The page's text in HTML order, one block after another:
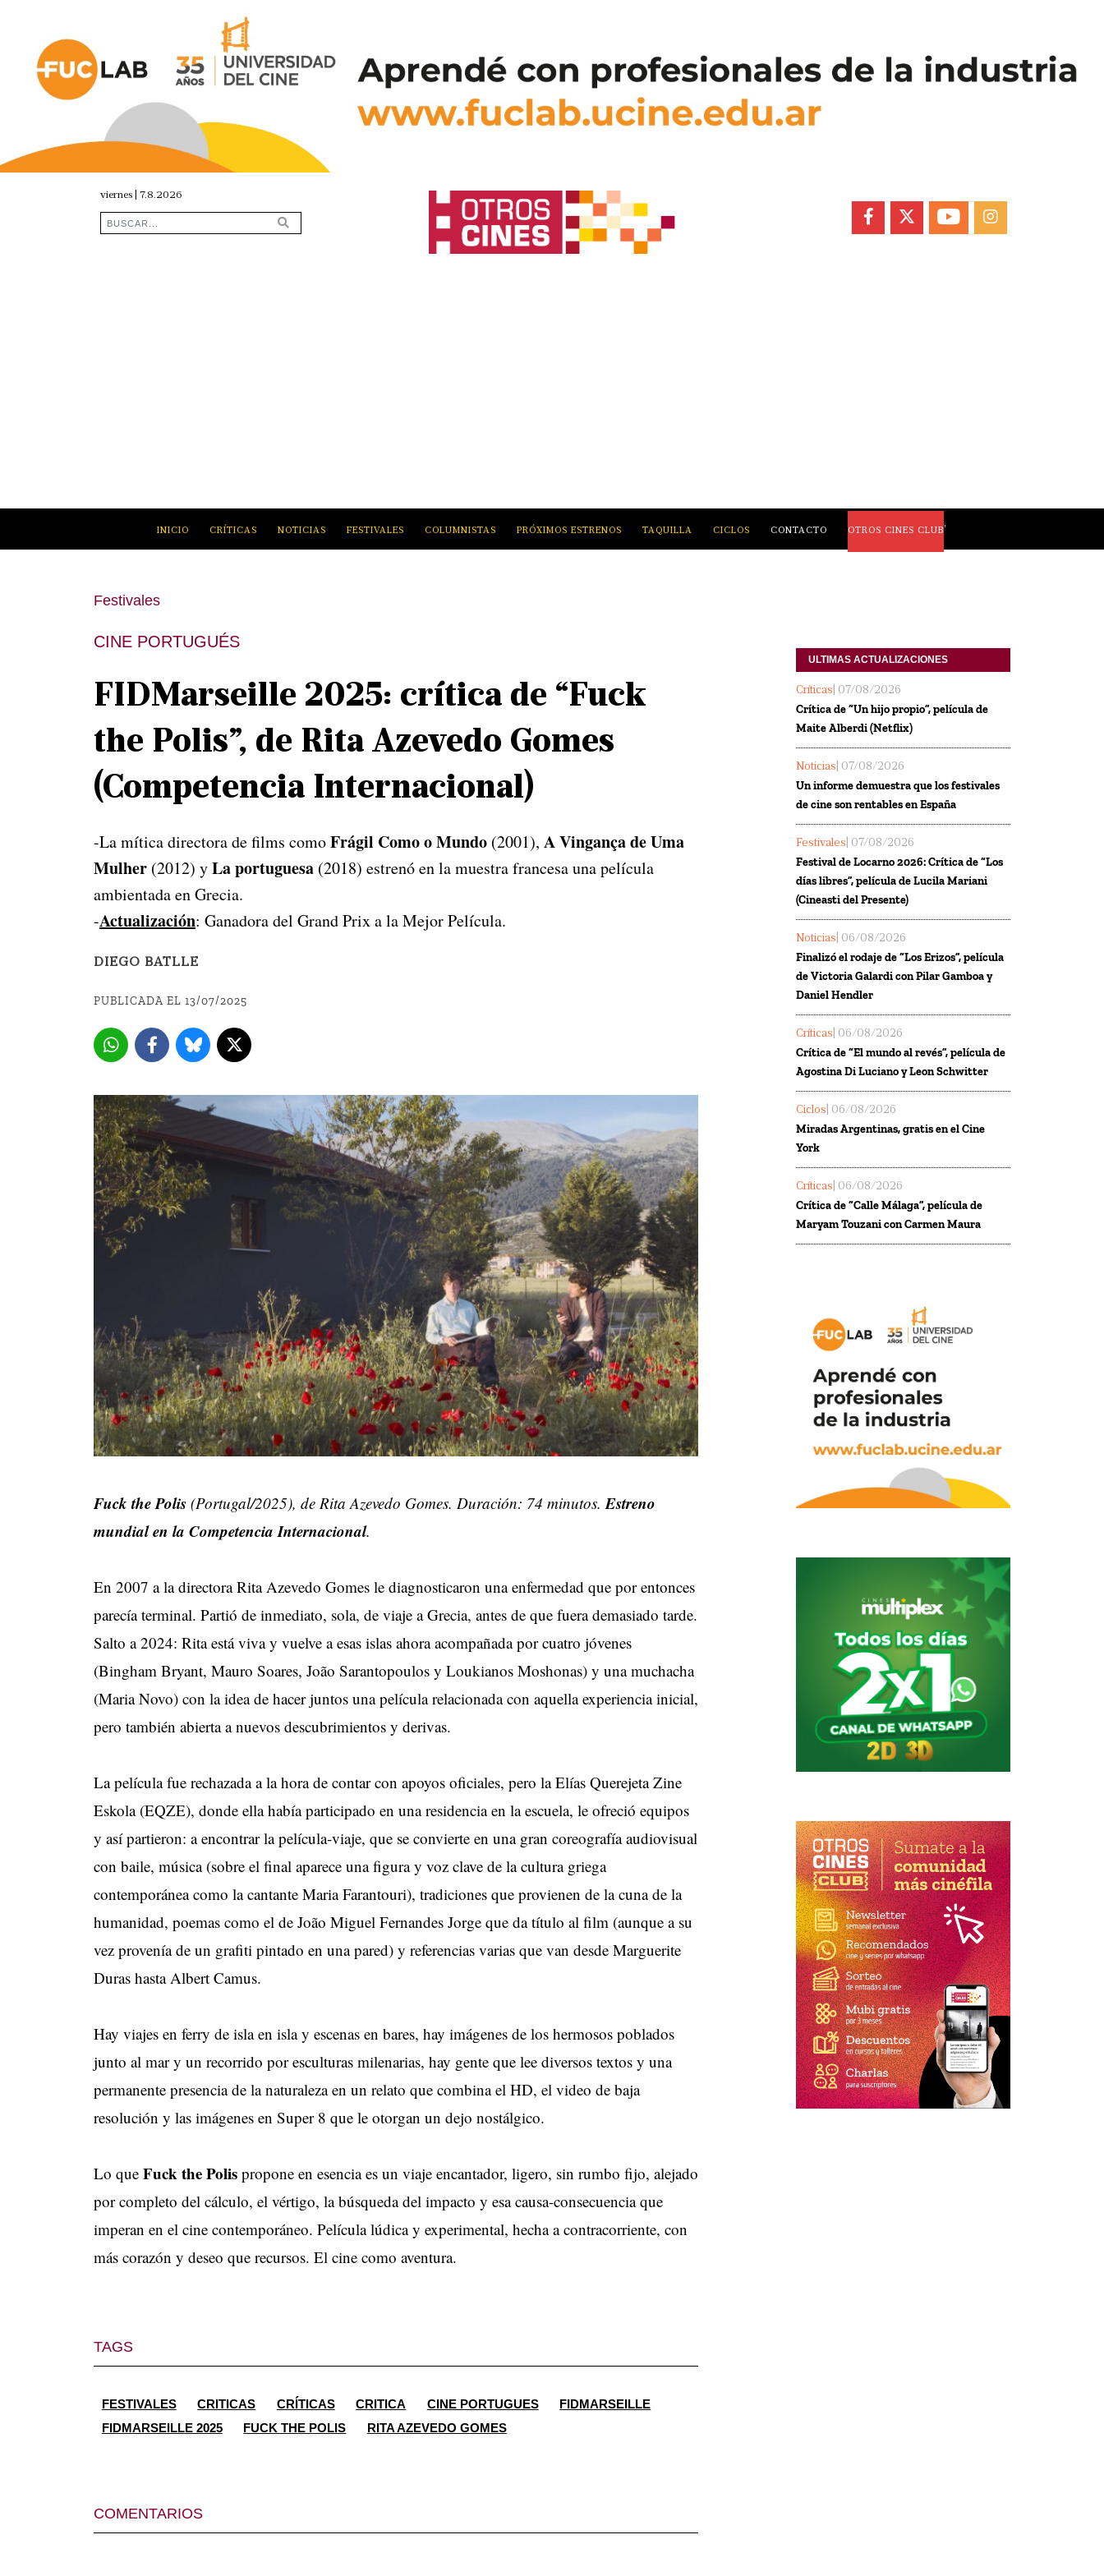
viernes | 7.8.2026
FACEBOOKYOUTUBEINSTAGRAM
INICIO CRÍTICAS NOTICIAS FESTIVALES COLUMNISTAS PRÓXIMOS ESTRENOS TAQUILLA CICLOS CONTACTO OTROS CINES CLUB
Festivales
CINE PORTUGUÉS
FIDMarseille 2025: crítica de “Fuck
the Polis”, de Rita Azevedo Gomes
(Competencia Internacional)
-La mítica directora de films comoFrágil Como o Mundo (2001), A Vingança de Uma
Mulher (2012) yLa portuguesa (2018) estrenó en la muestra francesa una película
ambientada en Grecia.
-Actualización: Ganadora del Grand Prix a la Mejor Película.
DIEGO BATLLE
PUBLICADA EL 13/07/2025
Fuck the Polis (Portugal/2025), de Rita Azevedo Gomes. Duración: 74 minutos.Estreno
mundial en la Competencia Internacional.
En 2007 a la directora Rita Azevedo Gomes le diagnosticaron una enfermedad que por entonces
parecía terminal. Partió de inmediato, sola, de viaje a Grecia, antes de que fuera demasiado tarde.
Salto a 2024: Rita está viva y vuelve a esas islas ahora acompañada por cuatro jóvenes
(Bingham Bryant, Mauro Soares, João Sarantopoulos y Loukianos Moshonas) y una muchacha
(Maria Novo) con la idea de hacer juntos una película relacionada con aquella experiencia inicial,
pero también abierta a nuevos descubrimientos y derivas.
La película fue rechazada a la hora de contar con apoyos oficiales, pero la Elías Querejeta Zine
Eskola (EQZE), donde ella había participado en una residencia en la escuela, le ofreció equipos
y así partieron: a encontrar la película-viaje, que se convierte en una gran coreografía audiovisual
con baile, música (sobre el final aparece una figura y voz clave de la cultura griega
contemporánea como la cantante Maria Farantouri), tradiciones que provienen de la cuna de la
humanidad, poemas como el de João Miguel Fernandes Jorge que da título al film (aunque a su
vez provenía de un grafiti pintado en una pared) y referencias varias que van desde Marguerite
Duras hasta Albert Camus.
Hay viajes en ferry de isla en isla y escenas en bares, hay imágenes de los hermosos poblados
junto al mar y un recorrido por esculturas milenarias, hay gente que lee diversos textos y una
permanente presencia de la naturaleza en un relato que combina el HD, el video de baja
resolución y las imágenes en Super 8 que le otorgan un dejo nostálgico.
Lo que Fuck the Polis propone en esencia es un viaje encantador, ligero, sin rumbo fijo, alejado
por completo del cálculo, el vértigo, la búsqueda del impacto y esa causa-consecuencia que
imperan en el cine contemporáneo. Película lúdica y experimental, hecha a contracorriente, con
más corazón y deseo que recursos. El cine como aventura.
TAGS
FESTIVALES CRITICAS CRÍTICAS CRITICA CINE PORTUGUES
FIDMARSEILLE
FIDMARSEILLE 2025
FUCK THE POLIS RITA AZEVEDO GOMES
COMENTARIOS
ULTIMAS ACTUALIZACIONES
Críticas | 07/08/2026
Crítica de “Un hijo propio”, película de
Maite Alberdi (Netflix)
Noticias | 07/08/2026
Un informe demuestra que los festivales
de cine son rentables en España
Festivales | 07/08/2026
Festival de Locarno 2026: Crítica de “Los
días libres”, película de Lucila Mariani
(Cineasti del Presente)
Noticias | 06/08/2026
Finalizó el rodaje de “Los Erizos”, película
de Victoria Galardi con Pilar Gamboa y
Daniel Hendler
Críticas | 06/08/2026
Crítica de “El mundo al revés”, película de
Agostina Di Luciano y Leon Schwitter
Ciclos | 06/08/2026
Miradas Argentinas, gratis en el Cine
York
Críticas | 06/08/2026
Crítica de “Calle Málaga”, película de
Maryam Touzani con Carmen Maura